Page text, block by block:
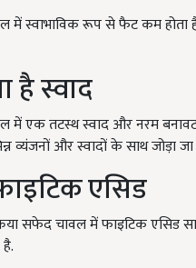
में स्वाभाविक रूप से फैट कम होता
है स्वाद
एक तटस्थ स्वाद और नरम बनावट
व्यंजनों और स्वादों के साथ जोड़ा
एसिड
सफेद चावल में फाइटिक